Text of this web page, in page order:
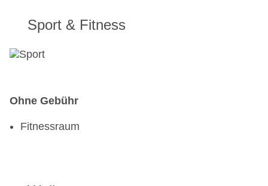
Sport & Fitness
Ohne Gebühr
Fitnessraum